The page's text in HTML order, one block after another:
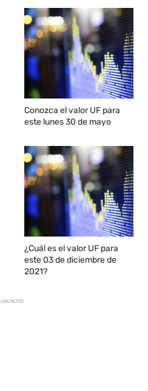
Conozca el valor UF para
este lunes 30 de mayo
¿Cuál es el valor UF para
este 03 de diciembre de
2021?
ANUNCIOS